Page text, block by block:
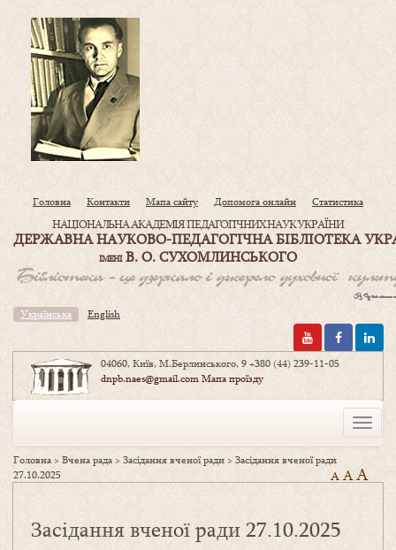
Головна Контакти Мапа сайту Допомога онлайн Статистика
НАЦІОНАЛЬНА АКАДЕМІЯ ПЕДАГОГІЧНИХ НАУК УКРАЇНИ
ДЕРЖАВНА НАУКОВО-ПЕДАГОГІЧНА БІБЛІОТЕКА
ІМЕНІВ. О. СУХОМЛИНСЬКОГО
Українська English
04060, Київ, М.Берлинського, 9+380 (44) 239-11-05
dnpb.naes@gmail.comМапа проїзду
Toggle
Головна >Вчена рада >Засідання вченої ради >Засідання вченої ради
27.10.2025
A AA
Засідання вченої ради 27.10.2025